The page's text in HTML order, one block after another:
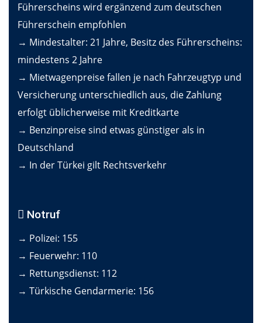
Führerscheins wird ergänzend zum deutschen
Führerschein empfohlen
→ Mindestalter: 21 Jahre, Besitz des Führerscheins:
mindestens 2 Jahre
→ Mietwagenpreise fallen je nach Fahrzeugtyp und
Versicherung unterschiedlich aus, die Zahlung
erfolgt üblicherweise mit Kreditkarte
→ Benzinpreise sind etwas günstiger als in
Deutschland
→ In der Türkei gilt Rechtsverkehr
Notruf
→ Polizei: 155
→ Feuerwehr: 110
→ Rettungsdienst: 112
→ Türkische Gendarmerie: 156